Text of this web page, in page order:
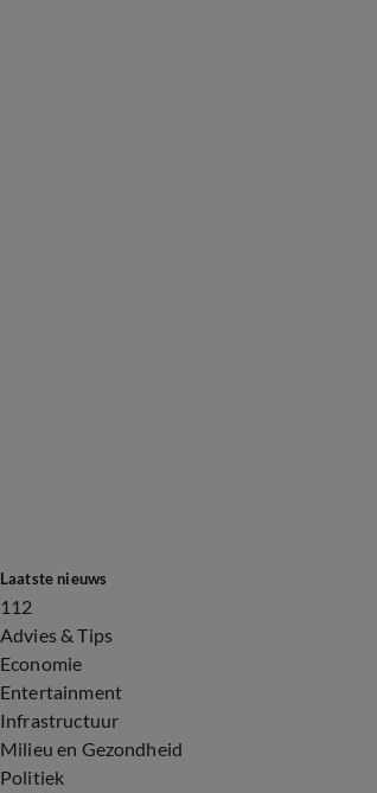
Laatste nieuws
112
Advies & Tips
Economie
Entertainment
Infrastructuur
Milieu en Gezondheid
Politiek